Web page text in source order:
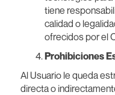
tiene
calidad o
ofrecidos por el
Prohibiciones
Al Usuario le queda
directa o